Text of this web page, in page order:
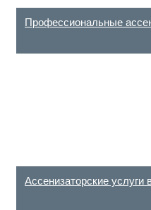
Профессиональные
Ассенизаторские услуги